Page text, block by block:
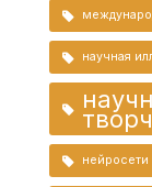
научная